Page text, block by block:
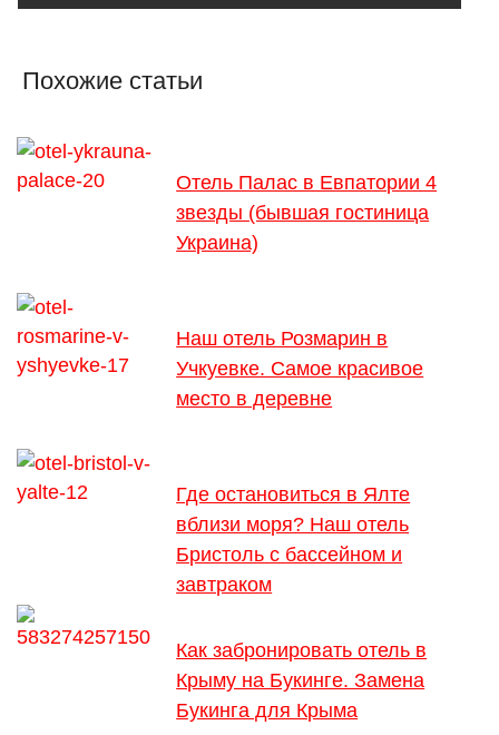
Похожие статьи
Отель Палас в Евпатории 4
звезды (бывшая гостиница
Украина)
Наш отель Розмарин в
Учкуевке. Самое красивое
место в деревне
Где остановиться в Ялте
вблизи моря? Наш отель
Бристоль с бассейном и
завтраком
Как забронировать отель в
Крыму на Букинге. Замена
Букинга для Крыма